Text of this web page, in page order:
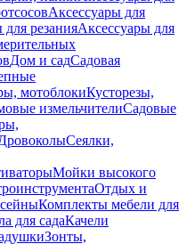
Аксессуары для
для резанияАксессуары для
Дом и садСадовая
мотоблокиКусторезы,
измельчителиСадовые
Сеялки,
Мойки высокого
Отдых и
Комплекты мебели для
для садаКачели
Зонты,